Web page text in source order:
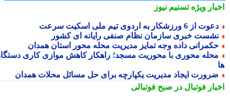
ویژهتسنیم نیوز
از 6 ورزشکار به اردوی تیم ملی اسکیت سرعت
خبری سازمان نظام صنفی رایانه ای کشور
داده وجه تمایز مدیریت محله محور استان همدان
محوری با محوریت مسجد؛ راهکار کاهش موازی کاری دستگاه
ایجاد مدیریت یکپارچه برای حل مسائل محلات همدان
فوتبال در صبح فوتبالی